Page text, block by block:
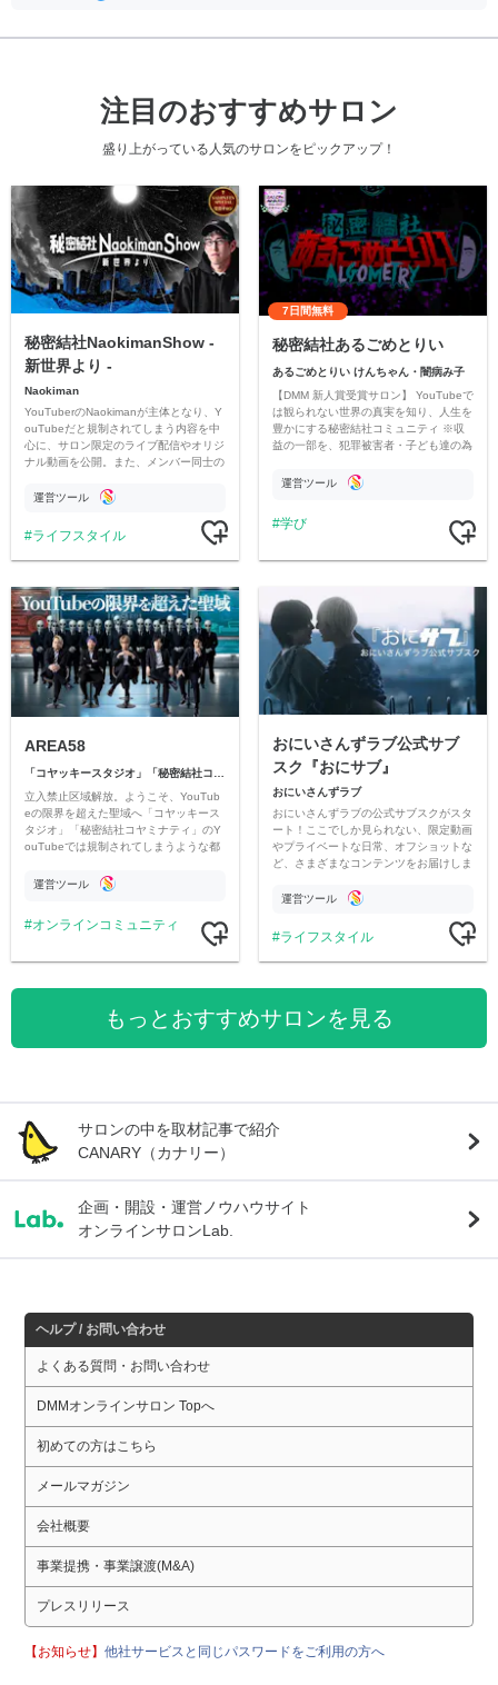
注目のおすすめサロン
盛り上がっている人気のサロンをピックアップ！
秘密結社NaokimanShow -
新世界より -
Naokiman
YouTuberのNaokimanが主体となり、Y
ouTubeだと規制されてしまう内容を中
心に、サロン限定のライブ配信やオリジ
ナル動画を公開。また、メンバー同士の
ただいています。
運営ツール
ライフスタイル
7日間無料
秘密結社あるごめとりい
あるごめとりい けんちゃん・闇病み子
【DMM 新人賞受賞サロン】 YouTubeで
は観られない世界の真実を知り、人生を
豊かにする秘密結社コミュニティ ※収
益の一部を、犯罪被害者・子ども達の為
す運営ツール
学び
AREA58
立入禁止区域解放。ようこそ、YouTub
eの限界を超えた聖域へ「コヤッキース
タジオ」「秘密結社コヤミナティ」のY
ouTubeでは規制されてしまうような都
公開。
運営ツール
オンラインコミュニティ
おにいさんずラブ公式サブ
スク『おにサブ』
おにいさんずラブ
おにいさんずラブの公式サブスクがスタ
ート！ここでしか見られない、限定動画
やプライベートな日常、オフショットな
ど、さまざまなコンテンツをお届けしま
運営ツール
ライフスタイル
もっとおすすめサロンを見る
サロンの中を取材記事で紹介
CANARY（カナリー）
企画・開設・運営ノウハウサイト
オンラインサロンLab.
ヘルプ / お問い合わせ
よくある質問・お問い合わせ
DMMオンラインサロン Topへ
初めての方はこちら
メールマガジン
会社概要
事業提携・事業譲渡(M&A)
プレスリリース
【お知らせ】他社サービスと同じパスワードをご利用の方へ